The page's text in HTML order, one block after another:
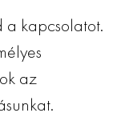
a kapcsolatot.
az